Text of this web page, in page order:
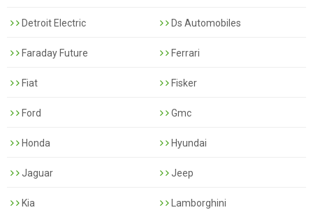
Detroit Electric Ds Automobiles
Faraday Future Ferrari
Fiat Fisker
Ford Gmc
Honda Hyundai
Jaguar Jeep
Kia Lamborghini